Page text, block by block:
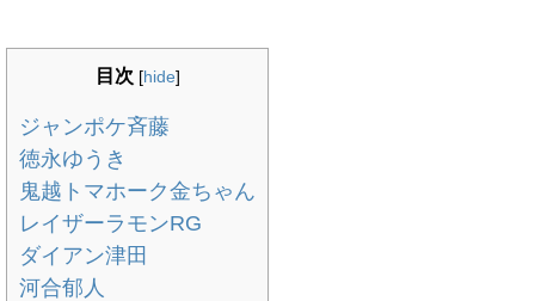
目次 [hide]
ジャンポケ斉藤
徳永ゆうき
鬼越トマホーク金ちゃん
レイザーラモンRG
ダイアン津田
河合郁人